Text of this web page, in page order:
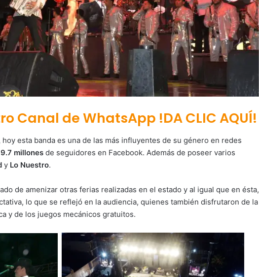
Canal de WhatsApp !DA CLIC AQUÍ!
esta banda es una de las más influyentes de su género en redes
9.7 millones de seguidores en Facebook. Además de poseer varios
y Lo Nuestro.
de amenizar otras ferias realizadas en el estado y al igual que en ésta,
lo que se reflejó en la audiencia, quienes también disfrutaron de la
y de los juegos mecánicos gratuitos.